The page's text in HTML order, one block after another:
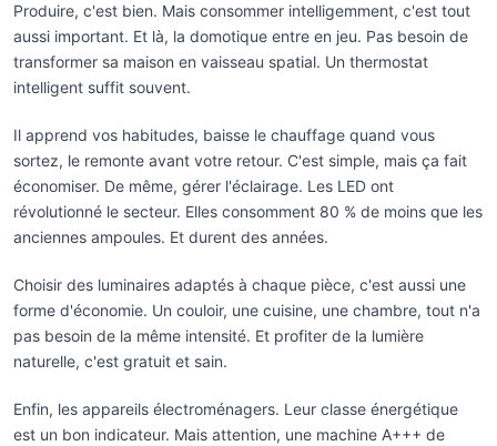
Produire, c'est bien. Mais consommer intelligemment, c'est tout
aussi important. Et là, la domotique entre en jeu. Pas besoin de
transformer sa maison en vaisseau spatial. Un thermostat
intelligent suffit souvent.
Il apprend vos habitudes, baisse le chauffage quand vous
sortez, le remonte avant votre retour. C'est simple, mais ça fait
économiser. De même, gérer l'éclairage. Les LED ont
révolutionné le secteur. Elles consomment 80 % de moins que les
anciennes ampoules. Et durent des années.
Choisir des luminaires adaptés à chaque pièce, c'est aussi une
forme d'économie. Un couloir, une cuisine, une chambre, tout n'a
pas besoin de la même intensité. Et profiter de la lumière
naturelle, c'est gratuit et sain.
Enfin, les appareils électroménagers. Leur classe énergétique
est un bon indicateur. Mais attention, une machine A+++ de